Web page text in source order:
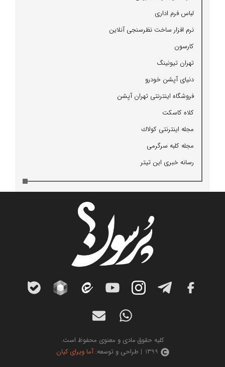
لباس فرم اداری
نرم افزار ساخت نظرسنجی آنلاین
كارسون
تهران تیونینگ
دنیای آپشن خودرو
فروشگاه اینترنتی تهران آپشن
كلاه كاسكت
مجله اینترنتی كولاك
مجله كلبه سرگرمی
رسانه خبری این تیتر
کلیه حقوق مادی و معنوی محفوظ است.
1399 | طراحی و توسعه:
آما ویرای کیان